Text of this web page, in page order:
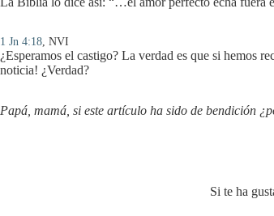
1 Jn 4:18 , NVI
¿Esperamos el castigo? La verdad es que si hemos
noticia! ¿Verdad?
Papá, mamá, si este artículo ha sido de bendición
Si te ha